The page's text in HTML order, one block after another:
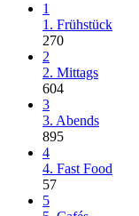
1
1. Frühstück
270
2
2. Mittags
604
3
3. Abends
895
4
4. Fast Food
57
5